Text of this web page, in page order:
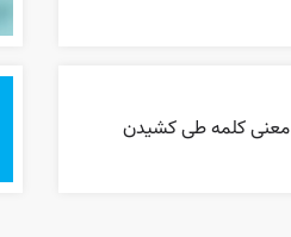
معنی کلمه طی کشیدن